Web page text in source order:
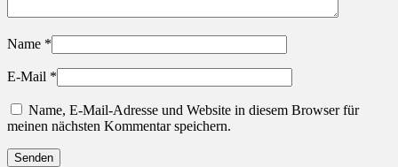
Name *
E-Mail *
Name, E-Mail-Adresse und Website in diesem Browser für
meinen nächsten Kommentar speichern.